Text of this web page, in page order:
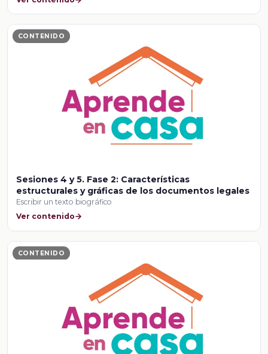
CONTENIDO
Sesiones 4 y 5. Fase 2: Características
estructurales y gráficas de los documentos legales
Escribir un texto biográfico
Ver contenido
CONTENIDO